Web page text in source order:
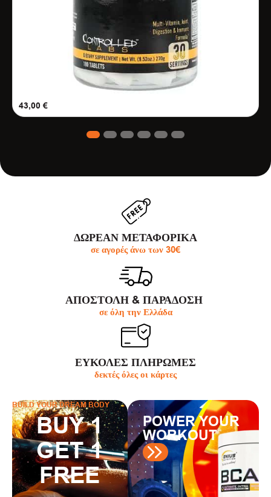
43,00 €
3 4 5 6
ΔΩΡΕΑΝ ΜΕΤΑΦΟΡΙΚΑ
σε αγορές άνω των 30€
ΑΠΟΣΤΟΛΗ & ΠΑΡΆΔΟΣΗ
σε όλη την Ελλάδα
ΕΥΚΟΛΕΣ ΠΛΗΡΩΜΕΣ
δεκτές όλες οι κάρτες
BUILD YOUR DREAM BODY
BUY 1
GET 1
FREE
POWER YOUR
WORKOUT